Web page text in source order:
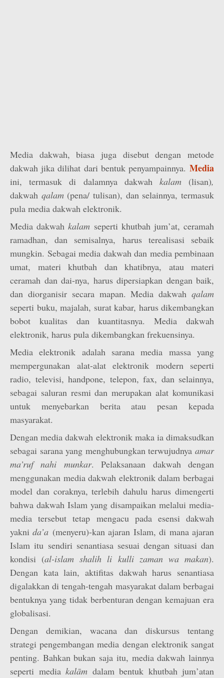
Media dakwah, biasa juga disebut dengan metode
dakwah jika dilihat dari bentuk penyampainnya. Media
ini, termasuk di dalamnya dakwah kalam (lisan),
dakwah qalam (pena/ tulisan), dan selainnya, termasuk
pula media dakwah elektronik.
Media dakwahkalam seperti khutbah jum’at, ceramah
ramadhan, dan semisalnya, harus terealisasi sebaik
mungkin. Sebagai media dakwah dan media pembinaan
umat, materi khutbah dan khatibnya, atau materi
ceramah dan dai-nya, harus dipersiapkan dengan baik,
dan diorganisir secara mapan. Media dakwah qalam
seperti buku, majalah, surat kabar, harus dikembangkan
bobot kualitas dan kuantitasnya. Media dakwah
elektronik, harus pula dikembangkan frekuensinya.
Media elektronik adalah sarana media massa yang
mempergunakan alat-alat elektronik modern seperti
radio, televisi, handpone, telepon, fax, dan selainnya,
sebagai saluran resmi dan merupakan alat komunikasi
untuk menyebarkan berita atau pesan kepada
masyarakat.
Dengan media dakwah elektronik maka ia dimaksudkan
sebagai sarana yang menghubungkan terwujudnya amar
ma’ruf nahi munkar. Pelaksanaan dakwah dengan
menggunakan media dakwah elektronik dalam berbagai
model dan coraknya, terlebih dahulu harus dimengerti
bahwa dakwah Islam yang disampaikan melalui media-
media tersebut tetap mengacu pada esensi dakwah
yaknida’a (menyeru)-kan ajaran Islam, di mana ajaran
Islam itu sendiri senantiasa sesuai dengan situasi dan
kondisi (al-islam shalih li kulli zaman wa makan).
Dengan kata lain, aktifitas dakwah harus senantiasa
digalakkan di tengah-tengah masyarakat dalam berbagai
bentuknya yang tidak berbenturan dengan kemajuan era
globalisasi.
Dengan demikian, wacana dan diskursus tentang
strategi pengembangan media dengan elektronik sangat
penting. Bahkan bukan saja itu, media dakwah lainnya
seperti media kalām dalam bentuk khutbah jum’atan